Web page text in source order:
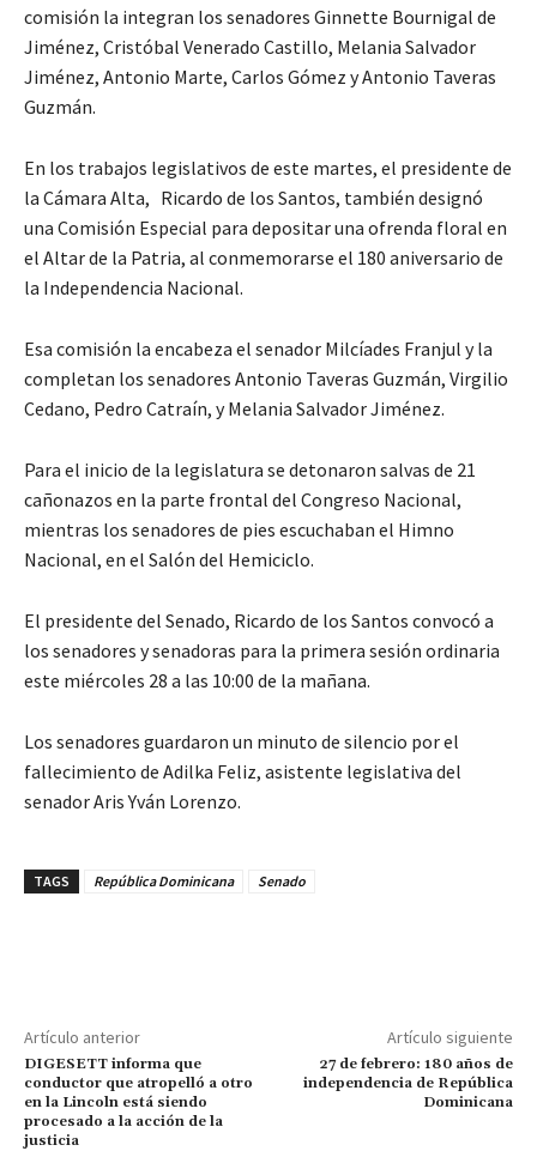
comisión la integran los senadores Ginnette Bournigal de
Jiménez, Cristóbal Venerado Castillo, Melania Salvador
Jiménez, Antonio Marte, Carlos Gómez y Antonio Taveras
Guzmán.
En los trabajos legislativos de este martes, el presidente de
la Cámara Alta, Ricardo de los Santos, también designó
una Comisión Especial para depositar una ofrenda floral en
el Altar de la Patria, al conmemorarse el 180 aniversario de
la Independencia Nacional.
Esa comisión la encabeza el senador Milcíades Franjul y la
completan los senadores Antonio Taveras Guzmán, Virgilio
Cedano, Pedro Catraín, y Melania Salvador Jiménez.
Para el inicio de la legislatura se detonaron salvas de 21
cañonazos en la parte frontal del Congreso Nacional,
mientras los senadores de pies escuchaban el Himno
Nacional, en el Salón del Hemiciclo.
El presidente del Senado, Ricardo de los Santos convocó a
los senadores y senadoras para la primera sesión ordinaria
este miércoles 28 a las 10:00 de la mañana.
Los senadores guardaron un minuto de silencio por el
fallecimiento de Adilka Feliz, asistente legislativa del
senador Aris Yván Lorenzo.
TAGS República Dominicana Senado
Artículo anterior
DIGESETT informa que
conductor que atropelló a otro
en la Lincoln está siendo
procesado a la acción de la
justicia
Artículo siguiente
27 de febrero: 180 años de
independencia de República
Dominicana